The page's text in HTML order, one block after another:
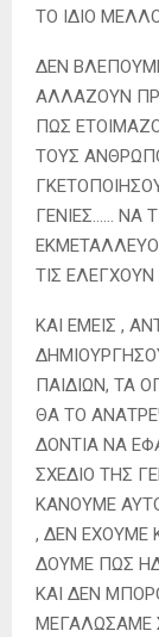
ΤΟ ΙΔΙΟ
ΔΕΝ
ΑΛΛΑΖΟΥΝ
ΠΩΣ
ΤΟΥΣ
ΓΕΝΙΕΣ…… ΝΑ
ΤΙΣ
ΚΑΙ ΕΜΕΙΣ ,
ΠΑΙΔΙΩΝ, ΤΑ
ΘΑ ΤΟ
ΔΟΝΤΙΑ ΝΑ
ΣΧΕΔΙΟ ΤΗΣ
ΚΑΝΟΥΜΕ
, ΔΕΝ ΕΧΟΥΜΕ
ΔΟΥΜΕ ΠΩΣ
ΚΑΙ ΔΕΝ
ΜΕΓΑΛΩΣΑΜΕ